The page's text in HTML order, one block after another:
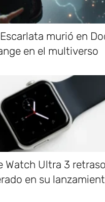
murió en
en el multiverso
Watch Ultra 3 retraso
en su